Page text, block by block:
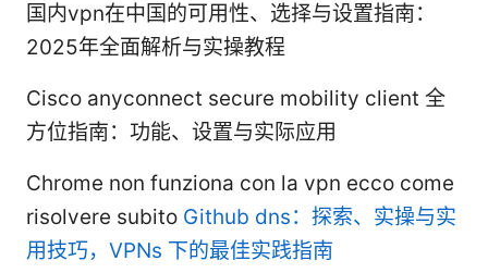
国内vpn在中国的可用性、选择与设置指南：
2025年全面解析与实操教程
Cisco anyconnect secure mobility client 全
方位指南：功能、设置与实际应用
Chrome non funziona con la vpn ecco come
risolvere subito Github dns：探索、实操与实
用技巧，VPNs 下的最佳实践指南